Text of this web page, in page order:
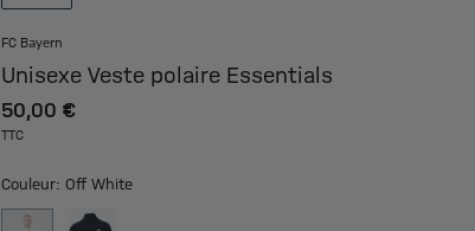
FC Bayern
Unisexe Veste polaire Essentials
50,00 €
TTC
Couleur: Off White